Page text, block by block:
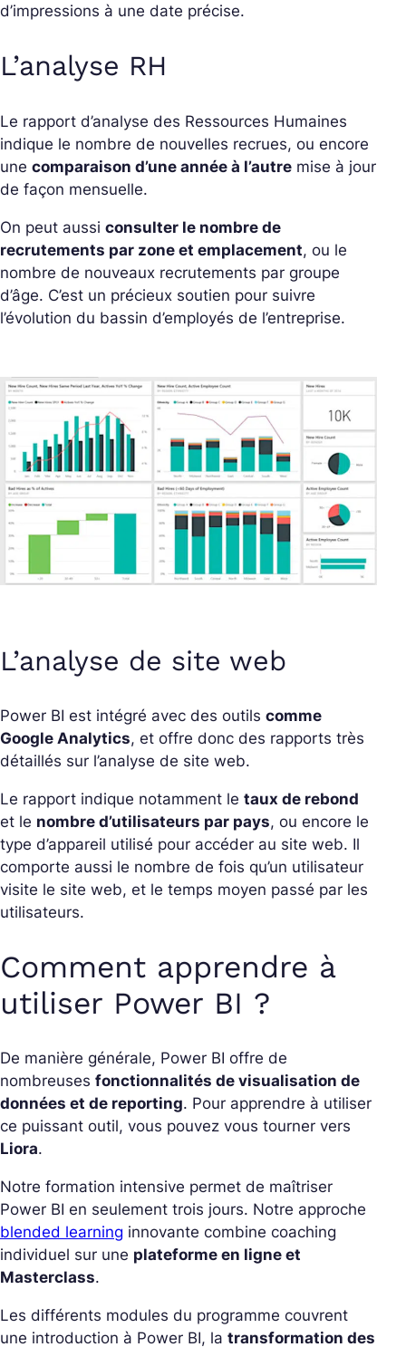
d’impressions à une date précise.
L’analyse RH
Le rapport d’analyse des Ressources Humaines
indique le nombre de nouvelles recrues, ou encore
une comparaison d’une année à l’autre mise à jour
de façon mensuelle.
On peut aussi consulter le nombre de
recrutements par zone et emplacement, ou le
nombre de nouveaux recrutements par groupe
d’âge. C’est un précieux soutien pour suivre
l’évolution du bassin d’employés de l’entreprise.
L’analyse de site web
Power BI est intégré avec des outils comme
Google Analytics, et offre donc des rapports très
détaillés sur l’analyse de site web.
Le rapport indique notamment le taux de rebond
et le nombre d’utilisateurs par pays, ou encore le
type d’appareil utilisé pour accéder au site web. Il
comporte aussi le nombre de fois qu’un utilisateur
visite le site web, et le temps moyen passé par les
utilisateurs.
Comment apprendre à
utiliser Power BI ?
De manière générale, Power BI offre de
nombreuses fonctionnalités de visualisation de
données et de reporting. Pour apprendre à utiliser
ce puissant outil, vous pouvez vous tourner vers
Liora.
Notre formation intensive permet de maîtriser
Power BI en seulement trois jours. Notre approche
blended learning innovante combine coaching
individuel sur une plateforme en ligne et
Masterclass.
Les différents modules du programme couvrent
une introduction à Power BI, la transformation des